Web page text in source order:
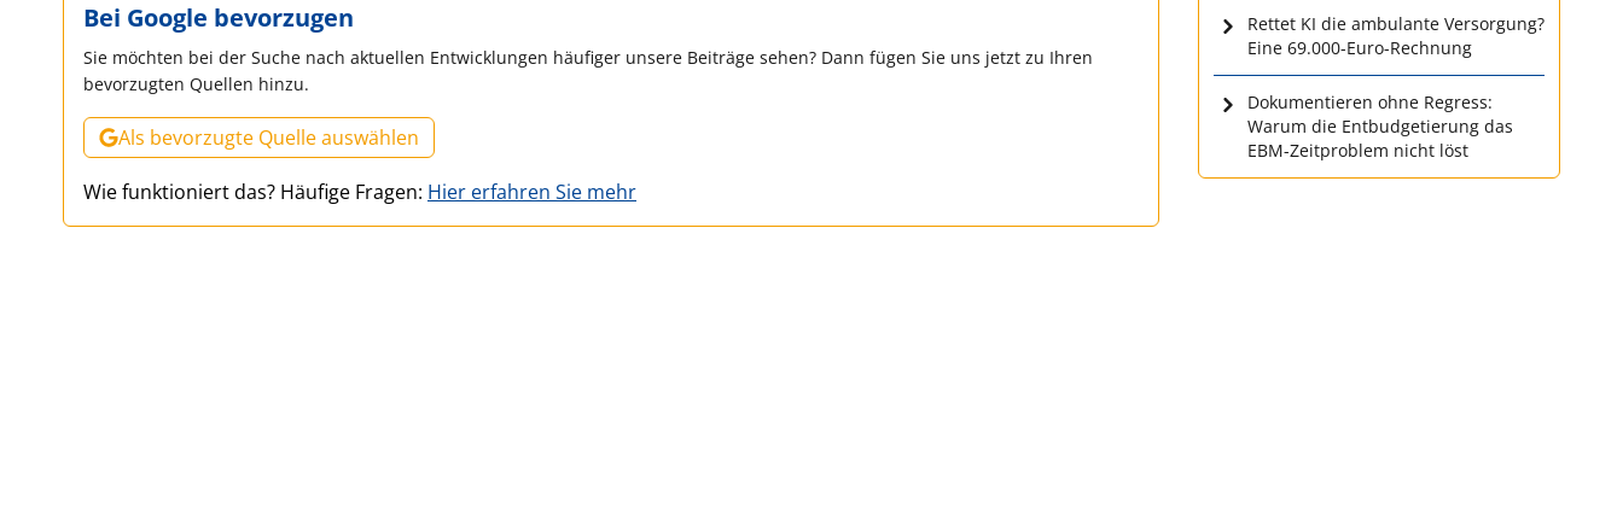
Bei Google bevorzugen
Sie möchten bei der Suche nach aktuellen Entwicklungen häufiger unsere Beiträge sehen? Dann fügen Sie uns jetzt zu Ihren
bevorzugten Quellen hinzu.
Als bevorzugte Quelle auswählen
Wie funktioniert das? Häufige Fragen: Hier erfahren Sie mehr
Rettet KI die ambulante Versorgung?
Eine 69.000-Euro-Rechnung
Dokumentieren ohne Regress:
Warum die Entbudgetierung das
EBM-Zeitproblem nicht löst